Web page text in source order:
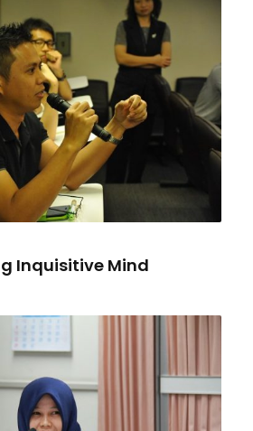
Inquisitive Mind